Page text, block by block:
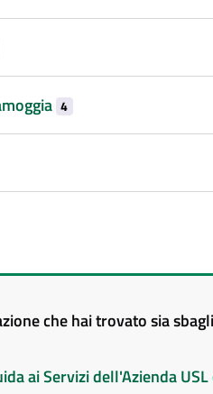
4
che hai trovato sia
ai Servizi dell'Azienda